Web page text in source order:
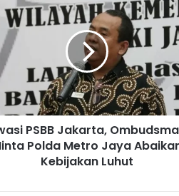
PSBB Jakarta,
Polda Metro Jaya
Kebijakan Luhut